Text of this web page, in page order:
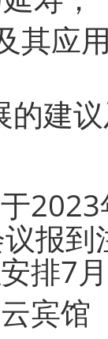
其应
建
报
排7
宾馆